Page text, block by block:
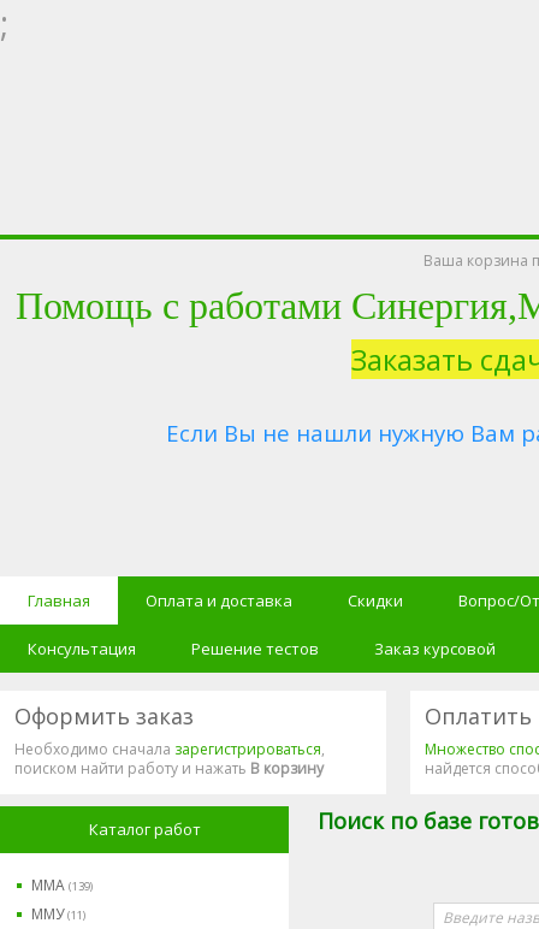
;
Ваша корзина
Помощь с работами
Заказать
Если Вы не нашли нужную Вам
Главная Оплата и доставка Скидки Вопрос/
Консультация Решение тестов Заказ курсовой
Оформить заказ
Необходимо сначала зарегистрироваться,
поиском найти работу и нажать В корзину
Оплатить
Множество
найдется
Каталог работ
ММА (139)
ММУ(11)
Поиск по базе